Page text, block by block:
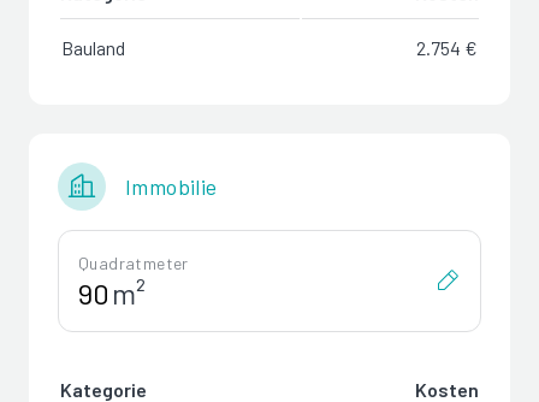
Bauland 2.754 €
Immobilie
Quadratmeter
m²
Kategorie Kosten